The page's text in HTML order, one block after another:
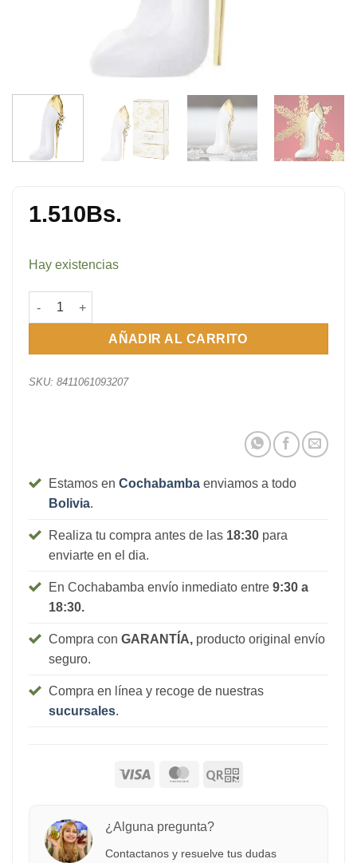
1.510Bs.
Hay existencias
Good Girl Sparkling Ice 80 ml cantidad
AÑADIR AL CARRITO
SKU: 8411061093207
Estamos en Cochabamba enviamos a todo
Bolivia.
Realiza tu compra antes de las 18:30para
enviarte en el dia.
En Cochabamba envío inmediato entre 9:30 a
18:30.
Compra con GARANTÍA,producto original envío
seguro.
Compra en línea y recoge de nuestras
sucursales.
¿Alguna pregunta?
Contactanos y resuelve tus dudas